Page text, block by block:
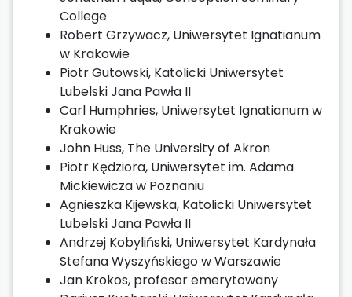
College
Robert Grzywacz, Uniwersytet Ignatianum
w Krakowie
Piotr Gutowski, Katolicki Uniwersytet
Lubelski Jana Pawła II
Carl Humphries, Uniwersytet Ignatianum w
Krakowie
John Huss, The University of Akron
Piotr Kędziora, Uniwersytet im. Adama
Mickiewicza w Poznaniu
Agnieszka Kijewska, Katolicki Uniwersytet
Lubelski Jana Pawła II
Andrzej Kobyliński, Uniwersytet Kardynała
Stefana Wyszyńskiego w Warszawie
Jan Krokos, profesor emerytowany